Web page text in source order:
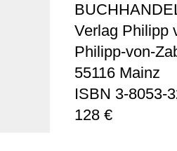
Verlag Philipp
Philipp-von-
55116 Mainz
ISBN 3-8053-
128 €